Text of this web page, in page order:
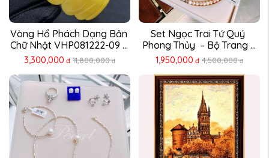
Vòng Hổ Phách Dạng Bản
Chữ Nhật VHP081222-09 –
...
3,300,000 đ 11,800,000 đ
Set Ngọc Trai Tứ Quý
Phong Thủy  – Bộ Trang ...
1,950,000 đ 4,500,000 đ